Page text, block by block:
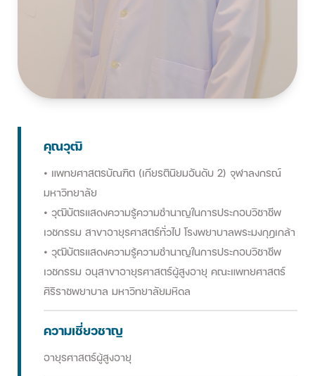
คุณวุฒิ
• แพทยศาสตรบัณฑิต (เกียรตินิยมอันดับ 2) จุฬาลงกรณ์
มหาวิทยาลัย
• วุฒิบัตรแสดงความรู้ความชำนาญในการประกอบวิชาชีพ
เวชกรรม สาขาอายุรศาสตร์ทั่วไป โรงพยาบาลพระมงกุฎเกล้า
• วุฒิบัตรแสดงความรู้ความชำนาญในการประกอบวิชาชีพ
เวชกรรม อนุสาขาอายุรศาสตร์ผู้สูงอายุ คณะแพทยศาสตร์
ศิริราชพยาบาล มหาวิทยาลัยมหิดล
ความเชี่ยวชาญ
อายุรศาสตร์ผู้สูงอายุ